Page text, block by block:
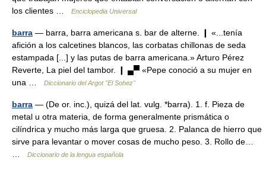
los clientes …
Enciclopedia Universal
barra — barra, barra americana s. bar de alterne. ❙ «...tenía
afición a los calcetines blancos, las corbatas chillonas de seda
estampada [...] y las putas de barra americana.» Arturo Pérez
Reverte, La piel del tambor. ❙ ▄▀ «Pepe conoció a su mujer en
una …
Diccionario del Argot "El Sohez"
barra — (De or. inc.), quizá del lat. vulg. *barra). 1. f. Pieza de
metal u otra materia, de forma generalmente prismática o
cilíndrica y mucho más larga que gruesa. 2. Palanca de hierro que
sirve para levantar o mover cosas de mucho peso. 3. Rollo de…
Diccionario de la lengua española